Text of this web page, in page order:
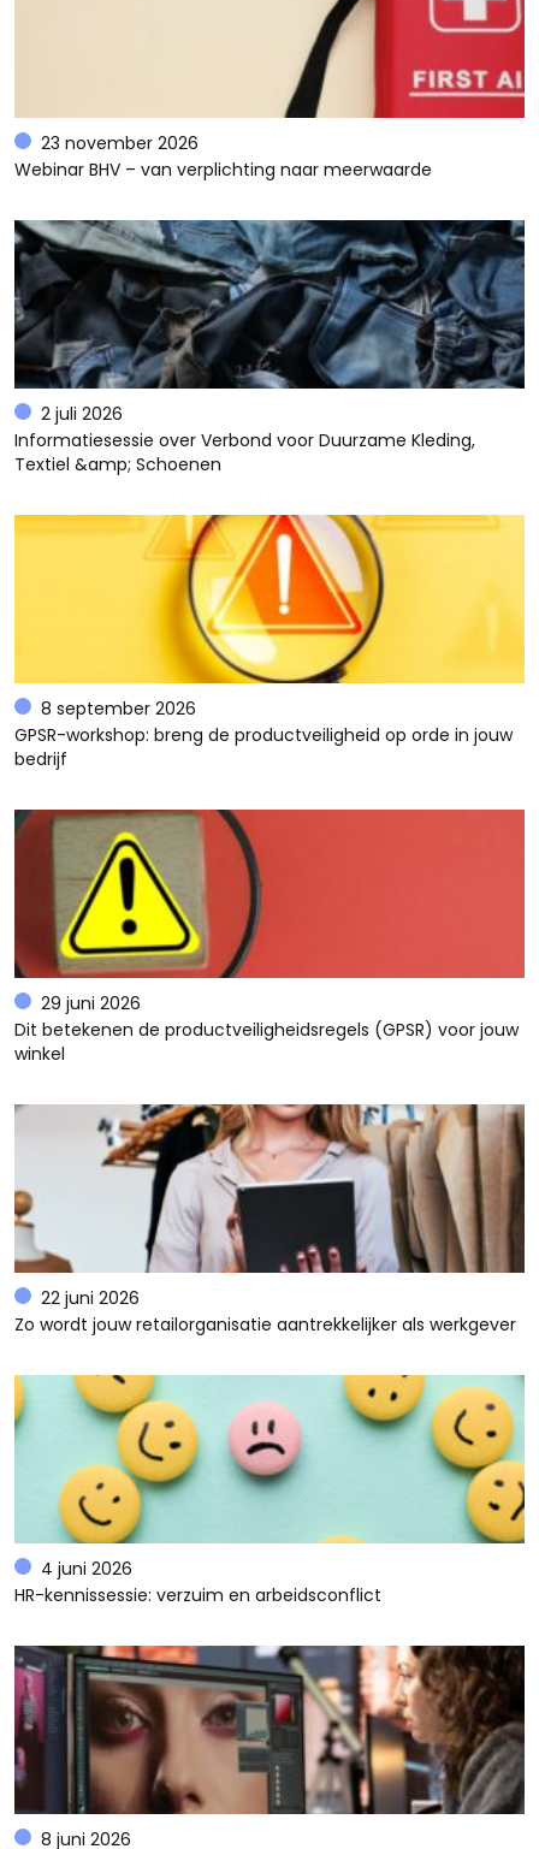
23 november 2026
Webinar BHV – van verplichting naar meerwaarde
2 juli 2026
Informatiesessie over Verbond voor Duurzame Kleding,
Textiel &amp; Schoenen
8 september 2026
GPSR-workshop: breng de productveiligheid op orde in jouw
bedrijf
29 juni 2026
Dit betekenen de productveiligheidsregels (GPSR) voor jouw
winkel
22 juni 2026
Zo wordt jouw retailorganisatie aantrekkelijker als werkgever
4 juni 2026
HR-kennissessie: verzuim en arbeidsconflict
8 juni 2026